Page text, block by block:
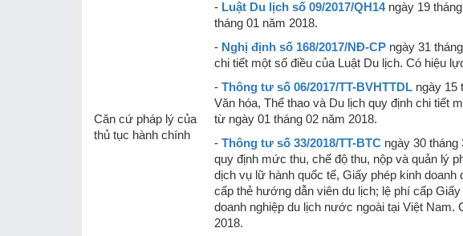
Căn cứ pháp lý của
thủ tục hành chính
- Luật Du lịch số 09/2017/QH14ngày 19
tháng 01 năm 2018.
- Nghị định số 168/2017/NĐ-CP ngày 31
chi tiết một số điều của Luật Du lịch. Có hiệu
- Thông tư số 06/2017/TT-BVHTTDL ngày 15
Văn hóa, Thể thao và Du lịch quy định chi tiết
từ ngày 01 tháng 02 năm 2018.
- Thông tư số 33/2018/TT-BTC ngày 30
quy định mức thu, chế độ thu, nộp và quản lý
dịch vụ lữ hành quốc tế, Giấy phép kinh
cấp thẻ hướng dẫn viên du lịch; lệ phí cấp
doanh nghiệp du lịch nước ngoài tại Việt Nam.
2018.